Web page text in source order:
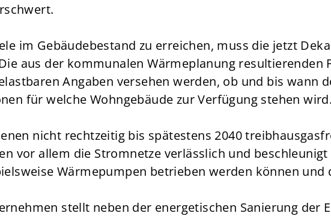
im Gebäudebestand zu erreichen, muss die jetzt
aus der kommunalen Wärmeplanung resultierenden
Angaben versehen werden, ob und bis wann
für welche Wohngebäude zur Verfügung stehen wird.
nicht rechtzeitig bis spätestens 2040
vor allem die Stromnetze verlässlich und
Wärmepumpen betrieben werden können und
stellt neben der energetischen Sanierung der